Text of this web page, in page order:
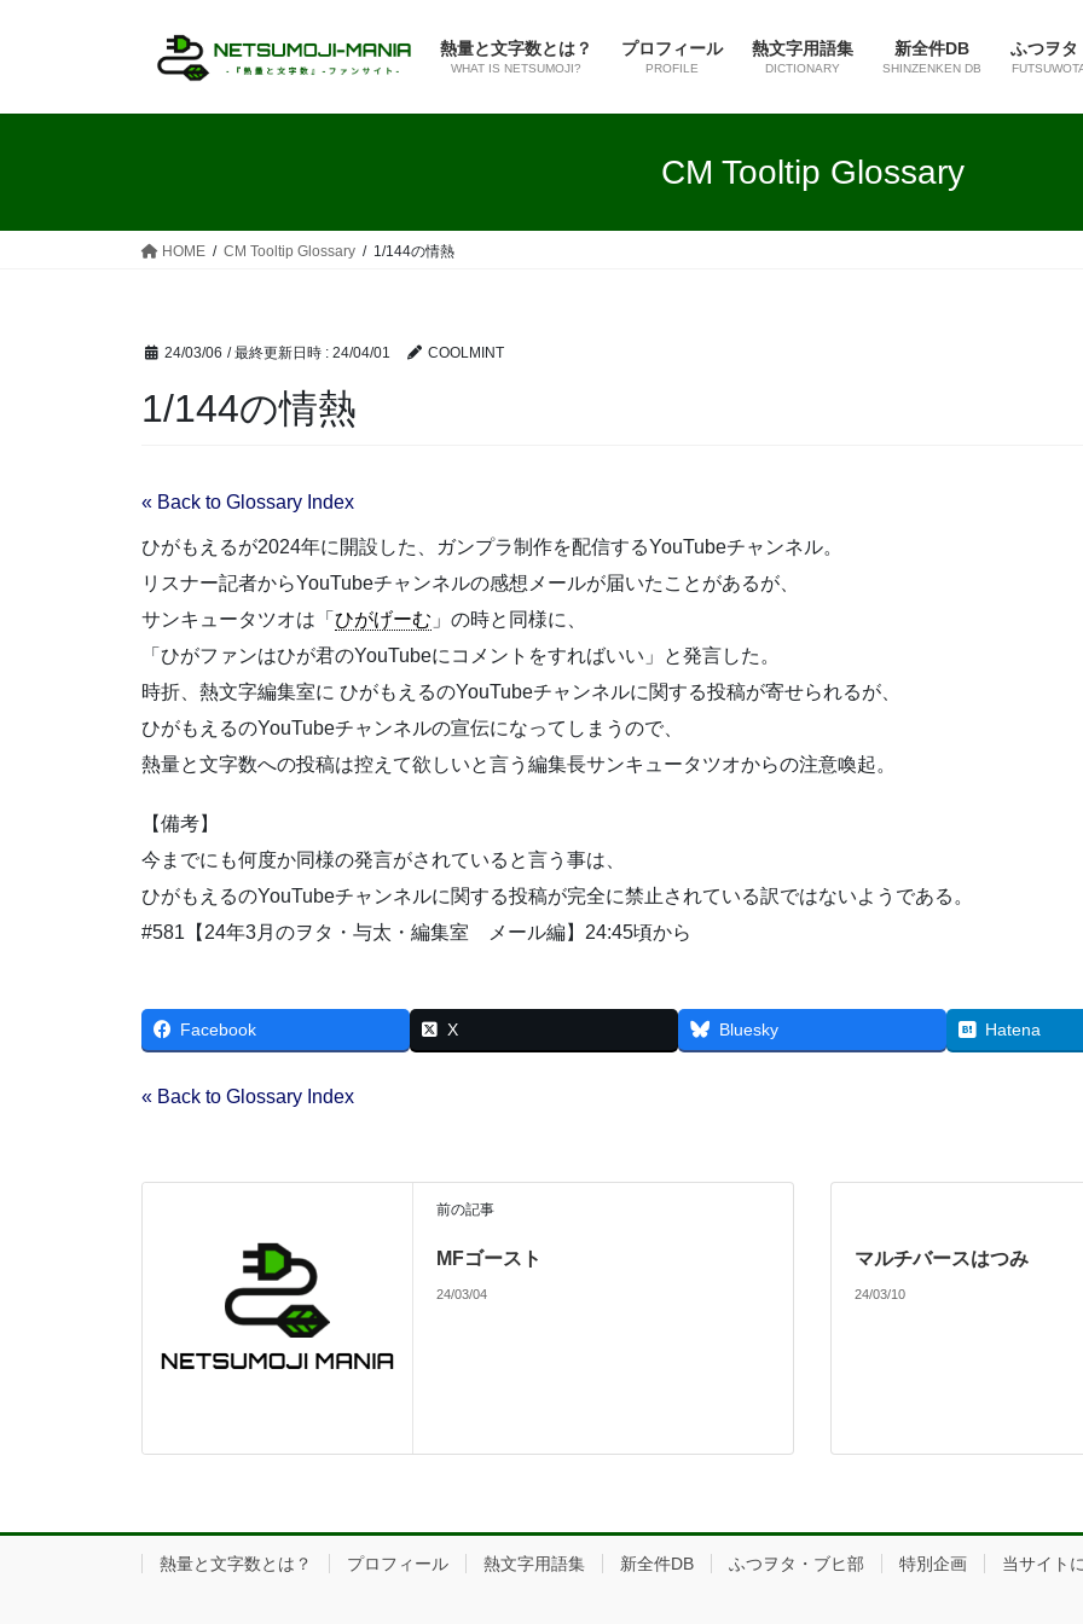
熱量と文字数とは？
WHAT IS NETSUMOJI?
プロフィール
PROFILE
熱文字用語集
DICTIONARY
新全件DB
SHINZENKEN DB
ふつヲタ
CM Tooltip Glossary
HOME CM Tooltip Glossary 1/144の情熱
24/03/06 / 最終更新日時 : 24/04/01 COOLMINT
1/144の情熱
« Back to Glossary Index
ひがもえるが2024年に開設した、ガンプラ制作を配信するYouTubeチャンネル。
リスナー記者からYouTubeチャンネルの感想メールが届いたことがあるが、
サンキュータツオは「 ひがげーむ 」の時と同様に、
「ひがファンはひが君のYouTubeにコメントをすればいい」と発言した。
時折、熱文字編集室に ひがもえるのYouTubeチャンネルに関する投稿が寄せられるが、
ひがもえるのYouTubeチャンネルの宣伝になってしまうので、
熱量と文字数への投稿は控えて欲しいと言う編集長サンキュータツオからの注意喚起。
【備考】
今までにも何度か同様の発言がされていると言う事は、
ひがもえるのYouTubeチャンネルに関する投稿が完全に禁止されている訳ではないようである。
#581【24年3月のヲタ・与太・編集室 メール編】24:45頃から
Facebook X Bluesky Hatena
« Back to Glossary Index
前の記事
MFゴースト
24/03/04
マルチバースはつみ
24/03/10
熱量と文字数とは？ プロフィール 熱文字用語集 新全件DB ふつヲタ・ブヒ部 特別企画 当サイト